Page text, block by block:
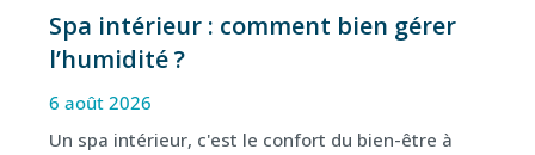
Spa intérieur : comment bien gérer
l’humidité ?
6 août 2026
Un spa intérieur, c'est le confort du bien-être à